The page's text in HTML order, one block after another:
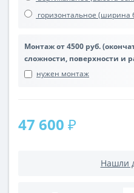
горизонтальное (ширина
Монтаж от 4500 руб.
сложности, поверхности и
нужен монтаж
47 600 ₽
Нашли